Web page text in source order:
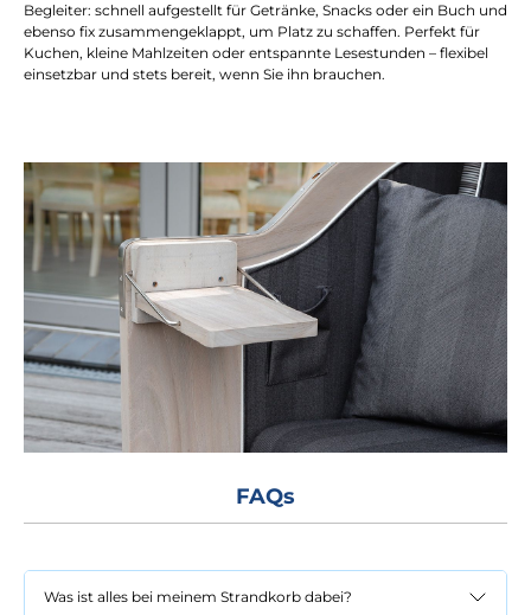
Begleiter: schnell aufgestellt für Getränke, Snacks oder ein Buch und
ebenso fix zusammengeklappt, um Platz zu schaffen. Perfekt für
Kuchen, kleine Mahlzeiten oder entspannte Lesestunden – flexibel
einsetzbar und stets bereit, wenn Sie ihn brauchen.
FAQs
Was ist alles bei meinem Strandkorb dabei?